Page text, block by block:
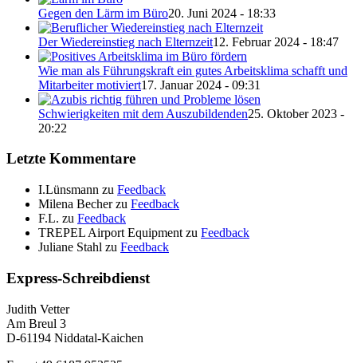
Gegen den Lärm im Büro20. Juni 2024 - 18:33
Der Wiedereinstieg nach Elternzeit12. Februar 2024 - 18:47
Wie man als Führungskraft ein gutes Arbeitsklima schafft und
Mitarbeiter motiviert17. Januar 2024 - 09:31
Schwierigkeiten mit dem Auszubildenden25. Oktober 2023 -
20:22
Letzte Kommentare
I.Lünsmann zu Feedback
Milena Becherzu Feedback
F.L. zu Feedback
TREPEL Airport Equipment zu Feedback
Juliane Stahl zu Feedback
Express-Schreibdienst
Judith Vetter
Am Breul 3
D-61194 Niddatal-Kaichen